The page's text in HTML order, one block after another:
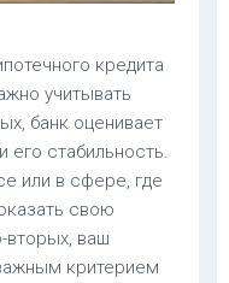
кредита
учитывать
банк оценивает
его стабильность.
или в сфере, где
свою
вторых, ваш
критерием